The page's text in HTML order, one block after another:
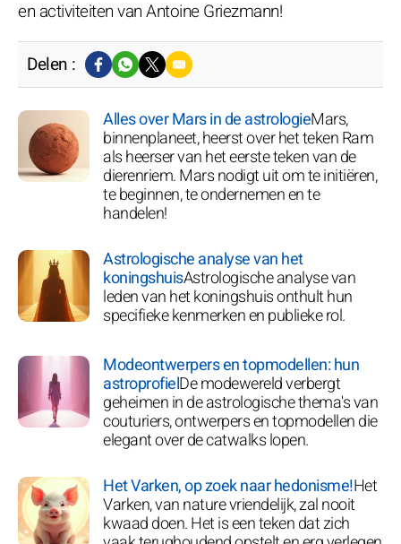
en activiteiten van Antoine Griezmann!
Delen :
Alles over Mars in de astrologieMars,
binnenplaneet, heerst over het teken Ram
als heerser van het eerste teken van de
dierenriem. Mars nodigt uit om te initiëren,
te beginnen, te ondernemen en te
handelen!
Astrologische analyse van het
koningshuisAstrologische analyse van
leden van het koningshuis onthult hun
specifieke kenmerken en publieke rol.
Modeontwerpers en topmodellen: hun
astroprofielDe modewereld verbergt
geheimen in de astrologische thema's van
couturiers, ontwerpers en topmodellen die
elegant over de catwalks lopen.
Het Varken, op zoek naar hedonisme!Het
Varken, van nature vriendelijk, zal nooit
kwaad doen. Het is een teken dat zich